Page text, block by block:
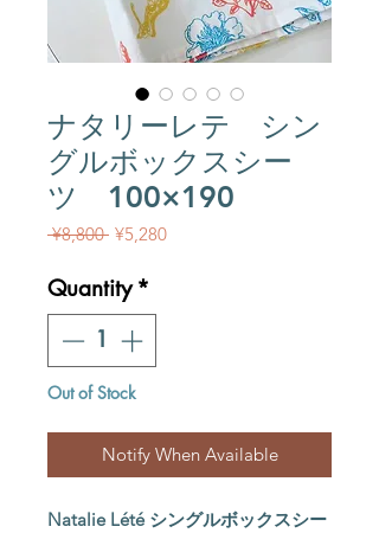
ナタリーレテ シン
グルボックスシー
ツ 100×190
¥8,800 Regular Price
¥5,280Sale Price
Quantity *
Out of Stock
Notify When Available
Natalie Lété シングルボックスシー